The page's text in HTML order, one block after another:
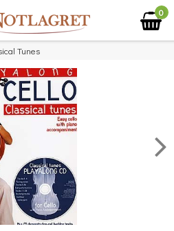
0
Tunes
inte detta...